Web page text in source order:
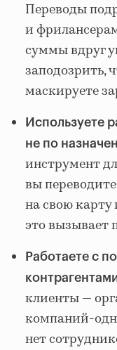
Переводы
и
суммы вдруг
заподозрить,
маскируете
Используете
не по
инструмент
вы
на свою карту
это вызывает
Работаете с
клиенты —
компаний-
нет